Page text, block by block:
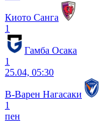
Киото Санга
1
Гамба Осака
1
25.04, 05:30
В-Варен Нагасаки
1
пен